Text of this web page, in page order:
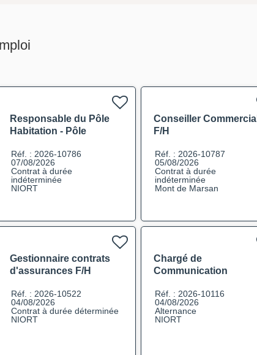
Responsable du Pôle
Habitation - Pôle
Prestataires F/H
Réf. : 2026-10786
07/08/2026
Contrat à durée
indéterminée
NIORT
Conseiller Commercial
F/H
Réf. : 2026-10787
05/08/2026
Contrat à durée
indéterminée
Mont de Marsan
Gestionnaire contrats
d'assurances F/H
Réf. : 2026-10522
04/08/2026
Contrat à durée déterminée
NIORT
Chargé de
Communication
Alternance F/H
Réf. : 2026-10116
04/08/2026
Alternance
NIORT